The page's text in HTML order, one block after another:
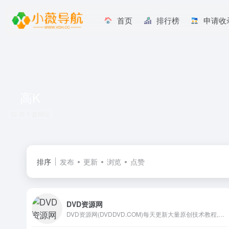
首页 排行榜 申请收
排序 发布 更新 浏览 点赞
DVD资源网